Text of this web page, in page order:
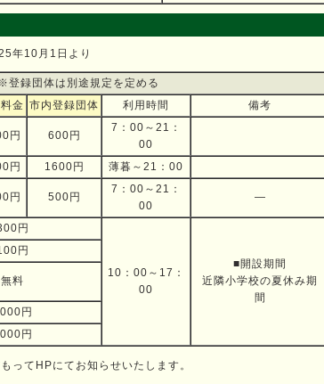
10月1日より
録団体は別途規定を定める
金 市内登録団体 利用時間 備考
円 600円
7：00～21：
00
円 1600円 薄暮～21：00
円 500円
7：00～21：
00
―
円
10：00～17：
00
■開設期間
近隣小学校の夏休み期
間
円
無料
円
円
てHPにてお知らせいたします。